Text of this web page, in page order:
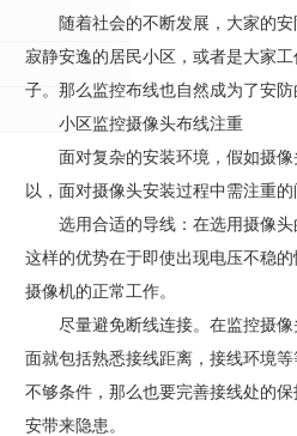
随着社会的不断发展，大家的安
寂静安逸的居民小区，或者是大家
子。那么监控布线也自然成为了安防
小区监控摄像头布线注重
面对复杂的安装环境，假如摄
以，面对摄像头安装过程中需注重
选用合适的导线：在选用摄像
这样的优势在于即使出现电压不稳
摄像机的正常工作。
尽量避免断线连接。在监控摄
面就包括熟悉接线距离，接线环境
不够条件，那么也要完善接线处的
安带来隐患。